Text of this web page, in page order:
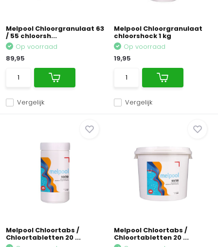
Melpool Chloorgranulaat 63
/ 55 chloorsh...
Vergelijk
Op voorraad
89,95
Melpool Chloorgranulaat
chloorshock 1 kg
Vergelijk
Op voorraad
19,95
Melpool Chloortabs /
Chloortabletten 20 ...
Melpool Chloortabs /
Chloortabletten 20 ...